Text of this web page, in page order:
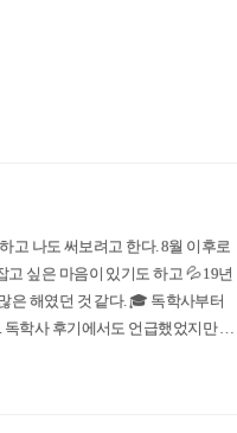
고 나도 써보려고 한다. 8월 이후로
싶은 마음이 있기도 하고 💦 19년
은 해였던 것 같다. 🎓 독학사부터
학사 후기에서도 언급했었지만 합
차있던 시기였다. 시험을 준비하고